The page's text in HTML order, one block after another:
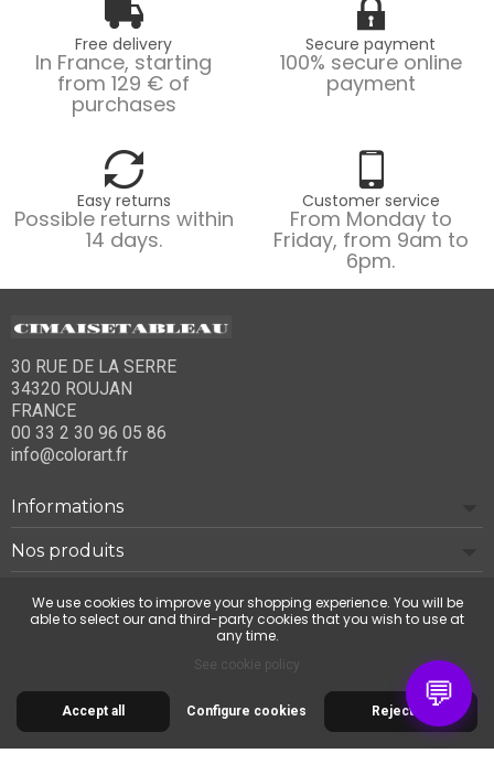
Free delivery
In France, starting
from 129 € of
purchases
Secure payment
100% secure online
payment
Easy returns
Possible returns within
14 days.
Customer service
From Monday to
Friday, from 9am to
6pm.
30 RUE DE LA SERRE
34320 ROUJAN
FRANCE
00 33 2 30 96 05 86
info@colorart.fr
Informations
Nos produits
Notre société
💬
© 2026 Cimaise Tableau. Tous droits réservés.
We use cookies to improve your shopping experience. You will be
able to select our and third-party cookies that you wish to use at
any time.
See cookie policy
Accept all Reject all
Configure cookies